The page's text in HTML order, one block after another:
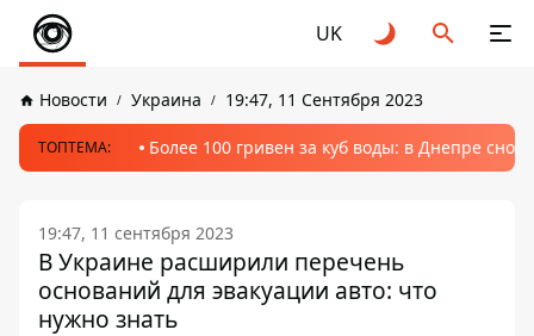
UK
Новости Украина 19:47, 11 Сентября 2023
ТОПТЕМА: Более 100 гривен за куб воды: в Днепре
19:47, 11 сентября 2023
В Украине расширили перечень
оснований для эвакуации авто: что
нужно знать